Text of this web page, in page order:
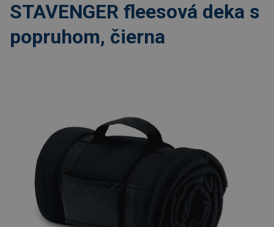
STAVENGER fleesová deka s
popruhom, čierna